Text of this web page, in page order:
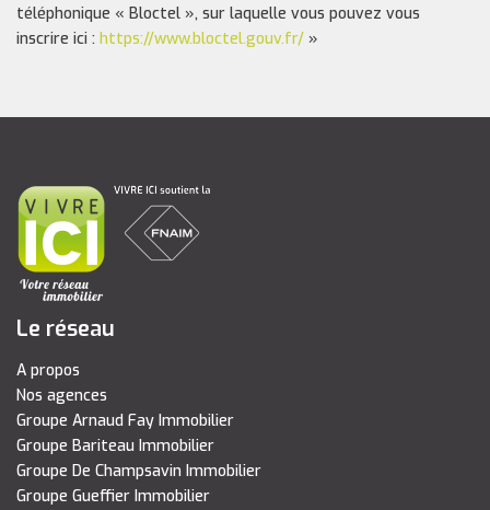
téléphonique « Bloctel », sur laquelle vous pouvez vous
inscrire ici : https://www.bloctel.gouv.fr/ »
Le réseau
A propos
Nos agences
Groupe Arnaud Fay Immobilier
Groupe Bariteau Immobilier
Groupe De Champsavin Immobilier
Groupe Gueffier Immobilier